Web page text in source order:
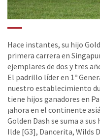
Hace instantes, su hijo
primera carrera en
ejemplares de dos y tres
El padrillo líder en 1º
nuestro establecimiento
tiene hijos ganadores en
¡ahora en el continente
Golden Dash se suma a
Ilde [G3], Dancerita, Wilds